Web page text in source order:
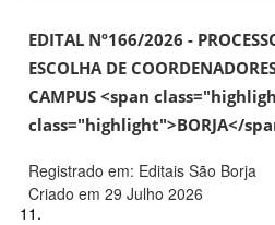
EDITAL Nº166/2026 -
ESCOLHA DE
CAMPUS <span
class="highlight">BORJA</
Registrado em: Editais São Borja
Criado em 29 Julho 2026
11.